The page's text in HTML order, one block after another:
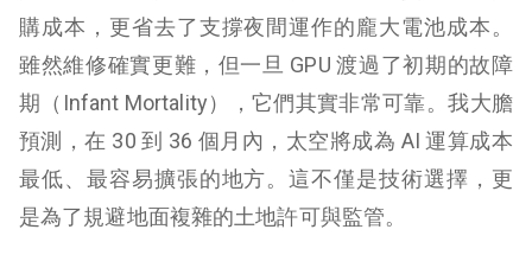
購成本，更省去了支撐夜間運作的龐大電池成本。
雖然維修確實更難，但一旦 GPU 渡過了初期的故障
期（Infant Mortality），它們其實非常可靠。我大膽
預測，在 30 到 36 個月內，太空將成為 AI 運算成本
最低、最容易擴張的地方。這不僅是技術選擇，更
是為了規避地面複雜的土地許可與監管。